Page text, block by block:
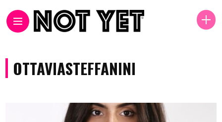
OTTAVIASTEFFANINI